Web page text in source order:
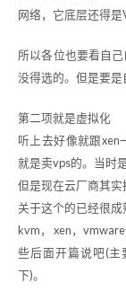
网络，它底层还得是
所以各位也要看自
没得选的。但是要是
第二项就是虚拟化
听上去好像就跟xen
就是卖vps的。当时
但是现在云厂商其实
关于这个的已经很成
kvm， xen，
些后面开篇说吧(
下)。